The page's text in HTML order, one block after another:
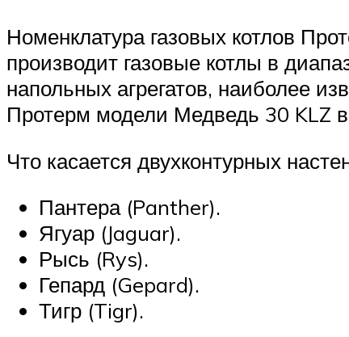
Номенклатура газовых котлов
производит газовые котлы в
напольных агрегатов, наиболее
Протерм модели Медведь 30 KLZ
Что касается двухконтурных
Пантера (Panther).
Ягуар (Jaguar).
Рысь (Rys).
Гепард (Gepard).
Тигр (Tigr).